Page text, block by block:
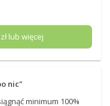
lub więcej
nic"
minimum 100%